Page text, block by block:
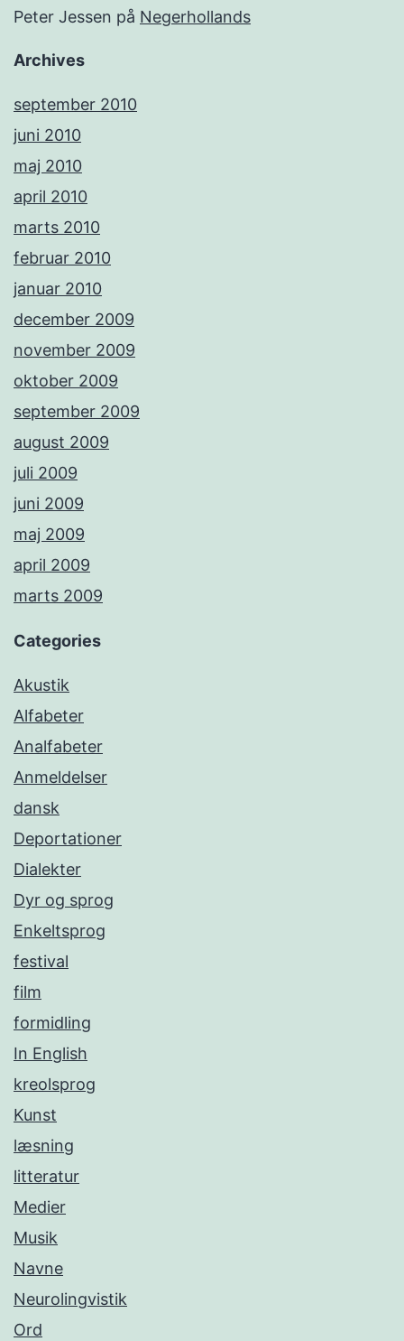
Peter Jessen på Negerhollands
Archives
september 2010
juni 2010
maj 2010
april 2010
marts 2010
februar 2010
januar 2010
december 2009
november 2009
oktober 2009
september 2009
august 2009
juli 2009
juni 2009
maj 2009
april 2009
marts 2009
Categories
Akustik
Alfabeter
Analfabeter
Anmeldelser
dansk
Deportationer
Dialekter
Dyr og sprog
Enkeltsprog
festival
film
formidling
In English
kreolsprog
Kunst
læsning
litteratur
Medier
Musik
Navne
Neurolingvistik
Ord